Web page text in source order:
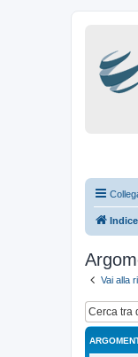
Indice
Vai alla